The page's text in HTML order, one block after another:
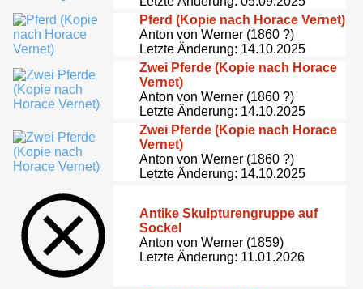
Pferd (Kopie nach Horace Vernet)
Anton von Werner (1860 ?)
Letzte Änderung: 14.10.2025
Zwei Pferde (Kopie nach Horace
Vernet)
Anton von Werner (1860 ?)
Letzte Änderung: 14.10.2025
Zwei Pferde (Kopie nach Horace
Vernet)
Anton von Werner (1860 ?)
Letzte Änderung: 14.10.2025
Antike Skulpturengruppe auf
Sockel
Anton von Werner (1859)
Letzte Änderung: 11.01.2026